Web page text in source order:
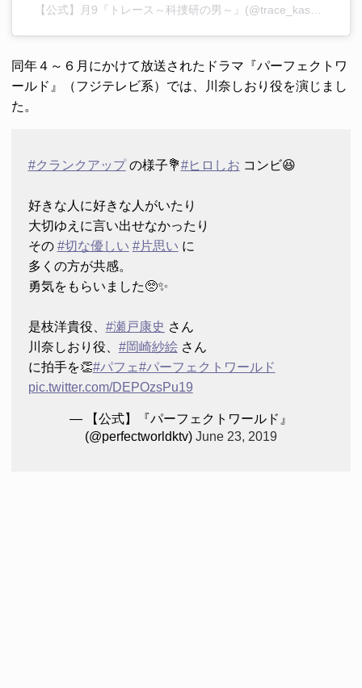
同年４～６月にかけて放送されたドラマ『パーフェクトワ
ールド』（フジテレビ系）では、川奈しおり役を演じまし
た。
#クランクアップの様子💐#ヒロしお コンビ😆
好きな人に好きな人がいたり
大切ゆえに言い出せなかったり
その #切な優しい #片思い に
多くの方が共感。
勇気をもらいました🥺✨
是枝洋貴役、 #瀬戸康史 さん
川奈しおり役、 #岡崎紗絵さん
に拍手を👏#パフェ#パーフェクトワールド
pic.twitter.com/DEPOzsPu19
— 【公式】『パーフェクトワールド』
(@perfectworldktv) June 23, 2019